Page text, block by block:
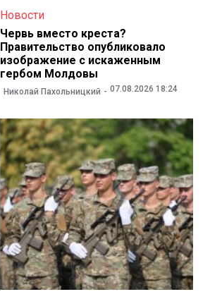
Новости
Червь вместо креста?
Правительство опубликовало
изображение с искаженным
гербом Молдовы
Николай Пахольницкий 07.08.2026 18:24